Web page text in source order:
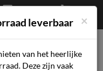
€0,00
Afrekenen
Mijn account
×
leverbaar
van het heerlijke
Deze zijn vaak